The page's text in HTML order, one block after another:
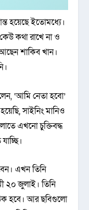
হয়েছে ইতোমধ্যে।
কথা রাখে না ও
শাকিব খান।
‘আমি নেতা হবো’
সাইনিং মানিও
এখনো চুক্তিবদ্ধ
এখন তিনি
২০ জুলাই। তিনি
হবে। আর ছবিগুলো